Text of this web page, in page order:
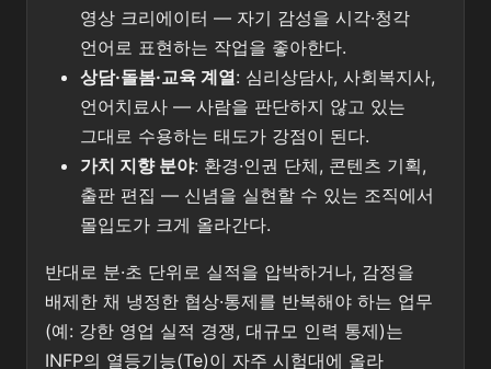
영상 크리에이터 — 자기 감성을 시각·청각
언어로 표현하는 작업을 좋아한다.
상담·돌봄·교육 계열: 심리상담사, 사회복지사,
언어치료사 — 사람을 판단하지 않고 있는
그대로 수용하는 태도가 강점이 된다.
가치 지향 분야: 환경·인권 단체, 콘텐츠 기획,
출판 편집 — 신념을 실현할 수 있는 조직에서
몰입도가 크게 올라간다.
반대로 분·초 단위로 실적을 압박하거나, 감정을
배제한 채 냉정한 협상·통제를 반복해야 하는 업무
(예: 강한 영업 실적 경쟁, 대규모 인력 통제)는
INFP의 열등기능(Te)이 자주 시험대에 올라